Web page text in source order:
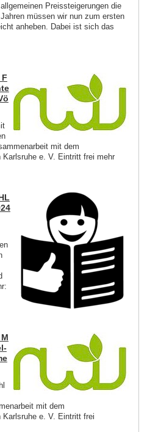
Preissteigerungen die
müssen wir nun zum ersten
anheben. Dabei ist sich das
mit dem
Karlsruhe e. V. Eintritt frei mehr
mit dem
Karlsruhe e. V. Eintritt frei